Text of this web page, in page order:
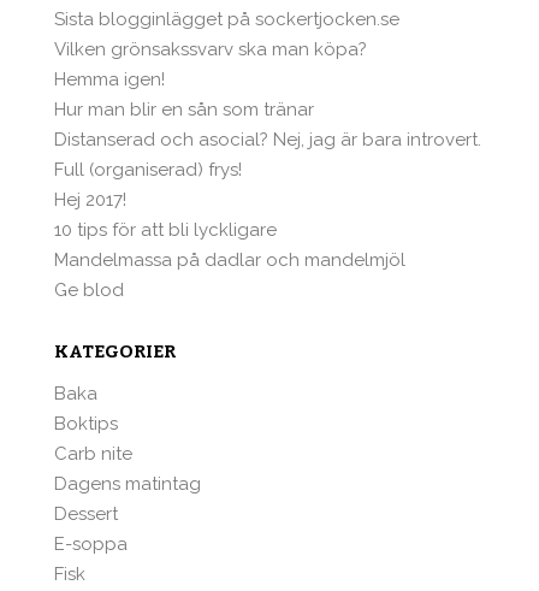
Sista blogginlägget på sockertjocken.se
Vilken grönsakssvarv ska man köpa?
Hemma igen!
Hur man blir en sån som tränar
Distanserad och asocial? Nej, jag är bara introvert.
Full (organiserad) frys!
Hej 2017!
10 tips för att bli lyckligare
Mandelmassa på dadlar och mandelmjöl
Ge blod
KATEGORIER
Baka
Boktips
Carb nite
Dagens matintag
Dessert
E-soppa
Fisk